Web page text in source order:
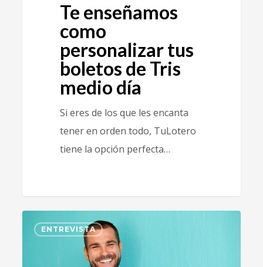
Te enseñamos
como
personalizar tus
boletos de Tris
medio día
Si eres de los que les encanta
tener en orden todo, TuLotero
tiene la opción perfecta…
ENTREVISTA 5